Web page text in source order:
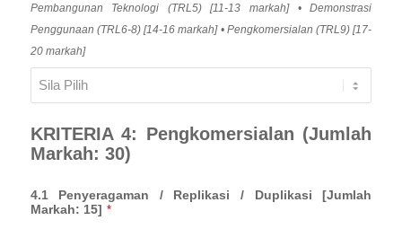
Pembangunan Teknologi (TRL5) [11-13 markah] • Demonstrasi
Penggunaan (TRL6-8) [14-16 markah] • Pengkomersialan (TRL9) [17-
20 markah]
KRITERIA 4: Pengkomersialan (Jumlah
Markah: 30)
4.1 Penyeragaman / Replikasi / Duplikasi [Jumlah
Markah: 15] *